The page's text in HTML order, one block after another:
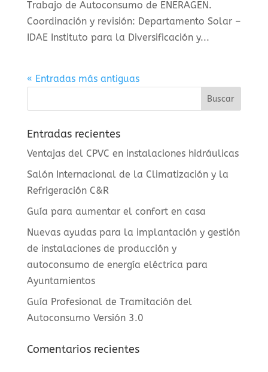
Trabajo de Autoconsumo de ENERAGEN.
Coordinación y revisión: Departamento Solar –
IDAE Instituto para la Diversificación y...
« Entradas más antiguas
Entradas recientes
Ventajas del CPVC en instalaciones hidráulicas
Salón Internacional de la Climatización y la
Refrigeración C&R
Guía para aumentar el confort en casa
Nuevas ayudas para la implantación y gestión
de instalaciones de producción y
autoconsumo de energía eléctrica para
Ayuntamientos
Guía Profesional de Tramitación del
Autoconsumo Versión 3.0
Comentarios recientes